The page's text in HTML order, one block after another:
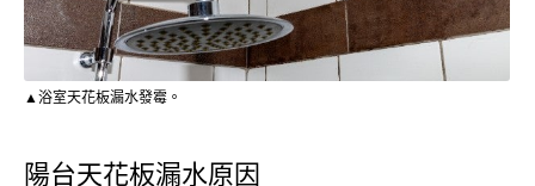
▲浴室天花板漏水發霉。
陽台天花板漏水原因